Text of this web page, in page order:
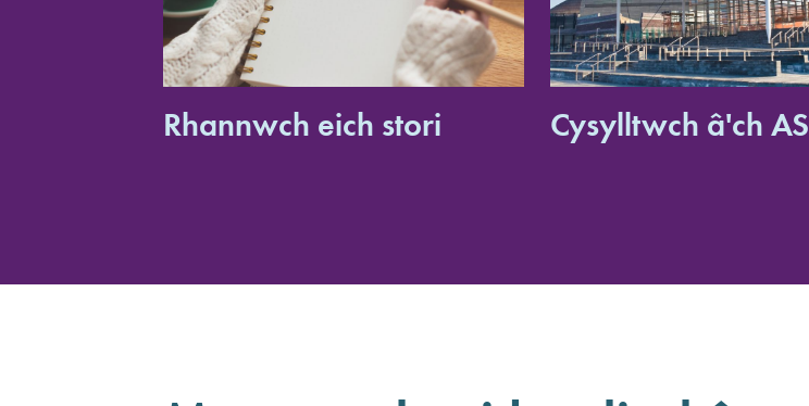
Rhannwch eich stori Cysylltwch â'ch AS